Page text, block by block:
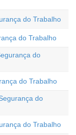
do Trabalho
do Trabalho
do
do Trabalho
do
do Trabalho